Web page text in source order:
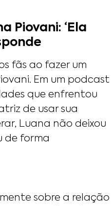
Piovani: ‘Ela
fãs ao fazer um
Em um podcast
que enfrentou
de usar sua
Luana não deixou
de forma
sobre a relação